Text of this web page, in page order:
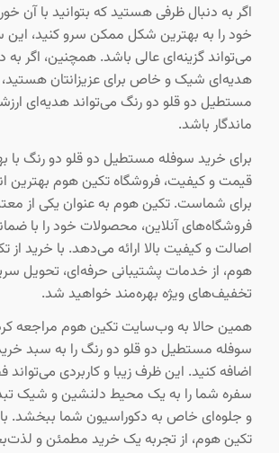
اگر به دنبال ظرفی هستید که بتوانید با آن
خود را به بهترین شکل ممکن سرو کنید، این
می‌تواند گزینه‌ای عالی باشد. همچنین، اگر به
هدیه‌ای شیک و خاص برای عزیزانتان
مستطیل دو قلو دو رنگ می‌تواند هدیه‌ای
ماندگار باشد.
برای خرید سوفله مستطیل دو قلو دو رنگ با
قیمت و کیفیت، فروشگاه تکین هوم بهترین
برای شماست. تکین هوم به عنوان یکی از
فروشگاه‌های آنلاین، محصولات خود را با
اصالت و کیفیت بالا ارائه می‌دهد. با خرید از
هوم، از خدمات پشتیبانی حرفه‌ای، تحویل
تخفیف‌های ویژه بهره‌مند خواهید شد.
همین حالا به وب‌سایت تکین هوم مراجعه
سوفله مستطیل دو قلو دو رنگ را به سبد
اضافه کنید. این ظرف زیبا و کاربردی می‌تواند
سفره شما را به یک محیط دلنشین و شیک
و جلوه‌ای خاص به دکوراسیون شما ببخشد. با
تکین هوم، از تجربه یک خرید مطمئن و